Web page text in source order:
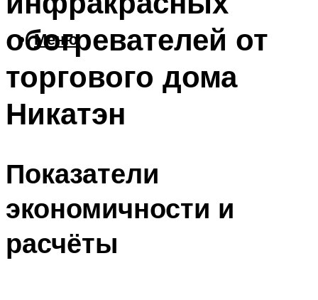
Меню
обогревателей от
торгового дома
Никатэн
Показатели
экономичности и
расчёты